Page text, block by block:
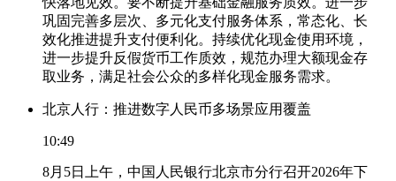
巩固完善多层次、多元化支付服务体系，常态化、长
效化推进提升支付便利化。持续优化现金使用环境，
进一步提升反假货币工作质效，规范办理大额现金存
取业务，满足社会公众的多样化现金服务需求。
北京人行：推进数字人民币多场景应用覆盖
10:49
8月5日上午，中国人民银行北京市分行召开2026年下